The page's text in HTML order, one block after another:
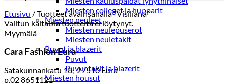
Miesten colleget ja hupparit
Miesten neuleet
Miesten neulepuserot
Miesten neuletakit
Puvut ja blazerit
Puvut
Puvuntakit ja blazerit
Miesten housut
Etusivu /Tuotteet avainsanalla “Visiliana”
Valitun kaltaisia tuotteita ei löytynyt.
Myymälä
Cara Fashion Eura
Satakunnankatu 18, 27510 Eura
p.02 8651121